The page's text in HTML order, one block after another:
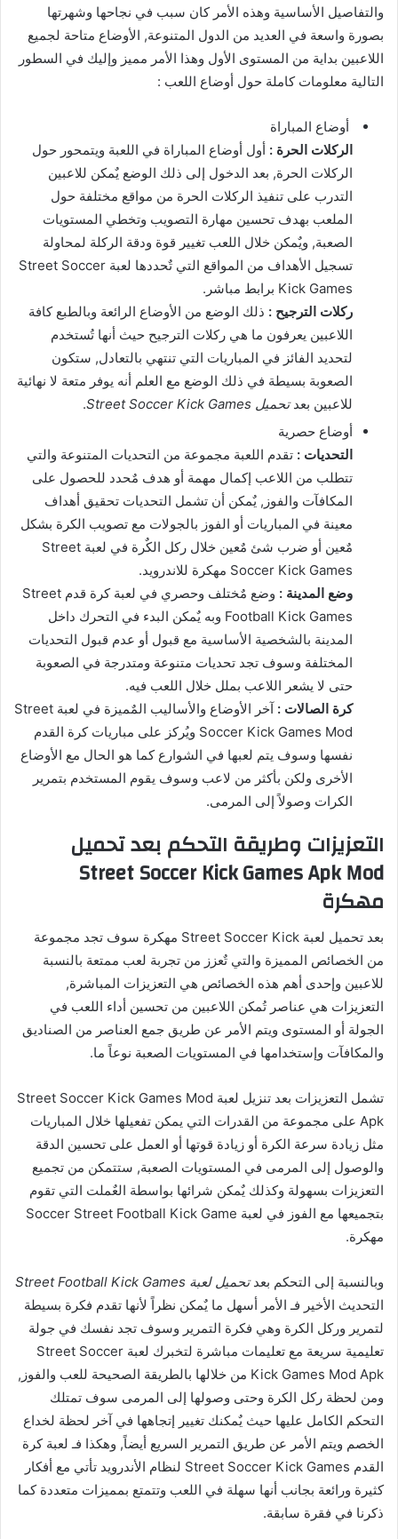
والتفاصيل الأساسية وهذه الأمر كان سبب في نجاحها وشهرتها
بصورة واسعة في العديد من الدول المتنوعة, الأوضاع متاحة لجميع
اللاعبين بداية من المستوى الأول وهذا الأمر مميز وإليك في السطور
التالية معلومات كاملة حول أوضاع اللعب :
أوضاع المباراة
الركلات الحرة : أول أوضاع المباراة في اللعبة ويتمحور حول
الركلات الحرة, بعد الدخول إلى ذلك الوضع يٌمكن للاعبين
التدرب على تنفيذ الركلات الحرة من مواقع مختلفة حول
الملعب بهدف تحسين مهارة التصويب وتخطي المستويات
الصعبة, ويٌمكن خلال اللعب تغيير قوة ودقة الركلة لمحاولة
تسجيل الأهداف من المواقع التي تٌحددها لعبة Street Soccer
Kick Games برابط مباشر.
ركلات الترجيح : ذلك الوضع من الأوضاع الرائعة وبالطبع كافة
اللاعبين يعرفون ما هي ركلات الترجيح حيث أنها تُستخدم
لتحديد الفائز في المباريات التي تنتهي بالتعادل, ستكون
الصعوبة بسيطة في ذلك الوضع مع العلم أنه يوفر متعة لا نهائية
للاعبين بعدتحميل Street Soccer Kick Games
.
أوضاع حصرية
التحديات : تقدم اللعبة مجموعة من التحديات المتنوعة والتي
تتطلب من اللاعب إكمال مهمة أو هدف مٌحدد للحصول على
المكافآت والفوز, يٌمكن أن تشمل التحديات تحقيق أهداف
معينة في المباريات أو الفوز بالجولات مع تصويب الكرة بشكل
مٌعين أو ضرب شئ مٌعين خلال ركل الكٌرة في لعبة Street
Soccer Kick Games مهكرة للاندرويد.
وضع المدينة :
وضع مٌختلف وحصري في لعبة كرة قدم Street
Football Kick Games وبه يٌمكن البدء في التحرك داخل
المدينة بالشخصية الأساسية مع قبول أو عدم قبول التحديات
المختلفة وسوف تجد تحديات متنوعة ومتدرجة في الصعوبة
حتى لا يشعر اللاعب بملل خلال اللعب فيه.
كرة الصالات :
آخر الأوضاع والأساليب المٌميزة في لعبة Street
Soccer Kick Games Mod ويُركز على مباريات كرة القدم
نفسها وسوف يتم لعبها في الشوارع كما هو الحال مع الأوضاع
الأخرى ولكن بأكثر من لاعب وسوف يقوم المستخدم بتمرير
الكرات وصولاً إلى المرمى.
التعزيزات وطريقة التحكم بعد تحميل
Street Soccer Kick Games Apk Mod
مهكرة
بعد تحميل لعبة Street Soccer Kick مهكرة سوف تجد مجموعة
من الخصائص المميزة والتي تٌعزز من تجربة لعب ممتعة بالنسبة
للاعبين وإحدى أهم هذه الخصائص هي التعزيزات المباشرة,
التعزيزات هي عناصر تُمكن اللاعبين من تحسين أداء اللعب في
الجولة أو المستوى ويتم الأمر عن طريق جمع العناصر من الصناديق
والمكافآت وإستخدامها في المستويات الصعبة نوعاً ما.
تشمل التعزيزات بعد تنزيل لعبة Street Soccer Kick Games Mod
Apk على مجموعة من القدرات التي يمكن تفعيلها خلال المباريات
مثل زيادة سرعة الكرة أو زيادة قوتها أو العمل على تحسين الدقة
والوصول إلى المرمى في المستويات الصعبة, ستتمكن من تجميع
التعزيزات بسهولة وكذلك يٌمكن شرائها بواسطة العٌملت التي تقوم
بتجميعها مع الفوز في لعبة Soccer Street Football Kick Game
مهكرة.
وبالنسبة إلى التحكم بعدتحميل لعبة Street Football Kick Games
التحديث الأخير فـ الأمر أسهل ما يٌمكن نظراً لأنها تقدم فكرة بسيطة
لتمرير وركل الكرة وهي فكرة التمرير وسوف تجد نفسك في جولة
تعليمية سريعة مع تعليمات مباشرة لتخبرك لعبة Street Soccer
Kick Games Mod Apk من خلالها بالطريقة الصحيحة للعب والفوز,
ومن لحظة ركل الكرة وحتى وصولها إلى المرمى سوف تمتلك
التحكم الكامل عليها حيث يٌمكنك تغيير إتجاهها في آخر لحظة لخداع
الخصم ويتم الأمر عن طريق التمرير السريع أيضاً, وهكذا فـ لعبة كرة
القدم Street Soccer Kick Games لنظام الأندرويد تأتي مع أفكار
كثيرة ورائعة بجانب أنها سهلة في اللعب وتتمتع بمميزات متعددة كما
ذكرنا في فقرة سابقة.